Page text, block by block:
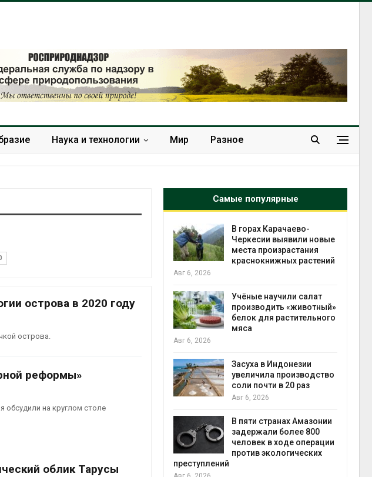
Наука и технологии Мир Разное
острова в 2020 году
острова.
реформы»
обсудили на круглом столе
облик Тарусы
Самые популярные
Шэньси из-за паводков
6, 2026
установили
6, 2026
ветра
В горах Карачаево-
Черкесии выявили новые
места произрастания
краснокнижных растений
Авг 6, 2026
Учёные научили салат
производить «животный»
белок для растительного
мяса
Авг 6, 2026
Засуха в Индонезии
увеличила производство
соли почти в 20 раз
Авг 6, 2026
В пяти странах Амазонии
задержали более 800
человек в ходе операции
против экологических
преступлений